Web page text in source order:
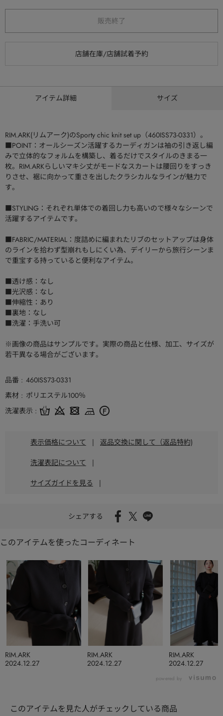
販売終了
アイテム詳細 サイズ
RIM.ARK(リムアーク)のSporty chic knit set up（460ISS73-0331）。
■POINT：オールシーズン活躍するカーディガンは袖の引き返し編
みで立体的なフォルムを構築し、着るだけでスタイルのきまる一
枚。RIM.ARKらしいマキシ丈がモードなスカートは腰回りをすっき
りさせ、裾に向かって重さを出したクラシカルなラインが魅力で
す。
■STYLING：それぞれ単体での着回し力も高いので様々なシーンで
活躍するアイテムです。
■FABRIC/MATERIAL：度詰めに編まれたリブのセットアップは身体
のラインを拾わず型崩れもしにくい為、デイリーから旅行シーンま
で重宝する持っていると便利なアイテム。
■透け感：なし
■光沢感：なし
■伸縮性：あり
■裏地：なし
■洗濯：手洗い可
※画像の商品はサンプルです。実際の商品と仕様、加工、サイズが
若干異なる場合がございます。
品番
460ISS73-0331
素材
ポリエステル100％
洗濯表示
表示価格について | 返品交換に関して（返品特約)
洗濯表記について |
サイズガイドを見る |
シェアする
このアイテムを使ったコーディネート
2024.12.27
RIM.ARK
2024.12.27
RIM.ARK
2024.12.27
RIM.ARK
powered by
このアイテムを見た人がチェックしている商品